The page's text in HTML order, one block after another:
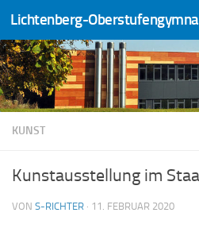
Zum Inhalt springen
KUNST
Kunstausstellung im
VON S-RICHTER · 11. FEBRUAR 2020